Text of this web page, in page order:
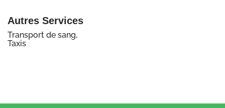
Autres Services
Transport de sang,
Taxis